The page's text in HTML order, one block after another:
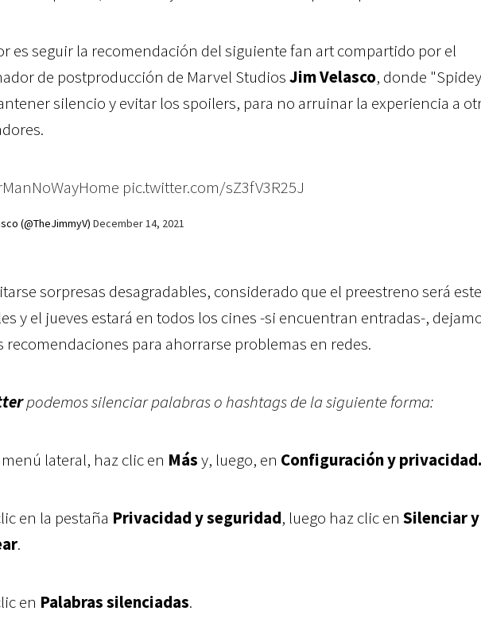
es seguir la recomendación del siguiente fan art compartido por el
de postproducción de Marvel StudiosJim Velasco, donde
silencio y evitar los spoilers, para no arruinar la experiencia a
pic.twitter.com/sZ3fV3R25J
(@TheJimmyV) December 14, 2021
sorpresas desagradables, considerado que el preestreno será este
y el jueves estará en todos los cines -si encuentran entradas-,
recomendaciones para ahorrarse problemas en redes.
podemos silenciar palabras o hashtags de la siguiente forma:
menú lateral, haz clic en Másy, luego, en Configuración y privacidad.
en la pestaña Privacidad y seguridad, luego haz clic en Silenciar y
.
en Palabras silenciadas.